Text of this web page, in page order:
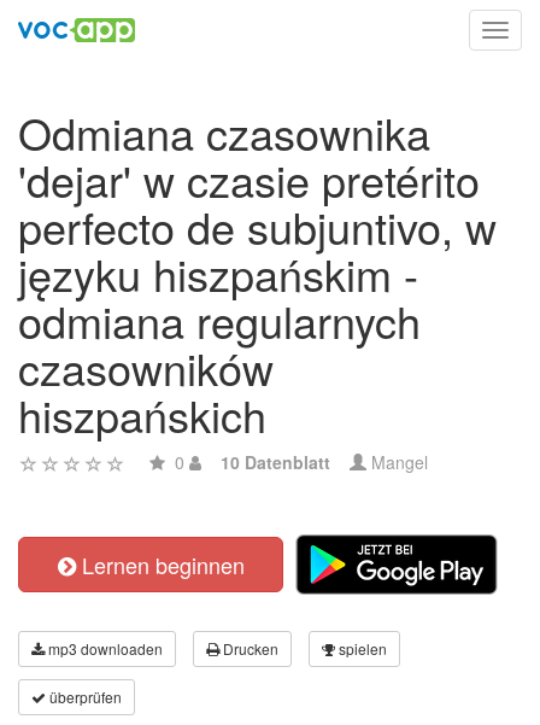
Odmiana czasownika
'dejar' w czasie pretérito
perfecto de subjuntivo, w
języku hiszpańskim -
odmiana regularnych
czasowników
hiszpańskich
0 10 Datenblatt Mangel
Lernen beginnen
mp3 downloaden Drucken spielen
überprüfen